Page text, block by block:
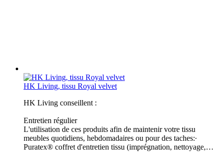
HK Living, tissu Royal velvet
HK Living conseillent :
Entretien régulier
L'utilisation de ces produits afin de maintenir votre tissu
meubles quotidiens, hebdomadaires ou pour des taches:∙
Puratex® coffret d'entretien tissu (imprégnation, nettoyage,…